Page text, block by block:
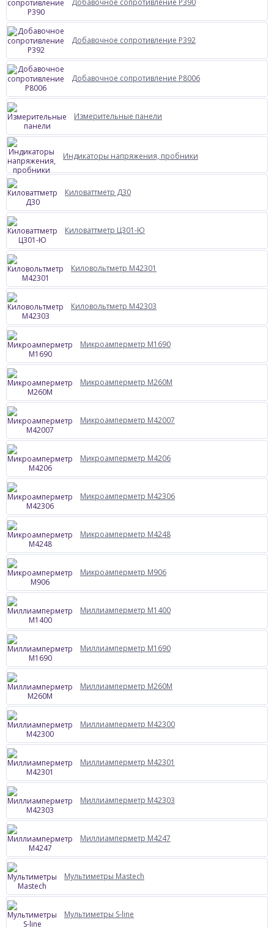
Добавочное сопротивление Р390
Добавочное сопротивление Р392
Добавочное сопротивление Р8006
Измерительные панели
Индикаторы напряжения, пробники
Киловаттметр Д30
Киловаттметр Ц301-Ю
Киловольтметр М42301
Киловольтметр М42303
Микроамперметр М1690
Микроамперметр М260М
Микроамперметр М42007
Микроамперметр М4206
Микроамперметр М42306
Микроамперметр М4248
Микроамперметр М906
Миллиамперметр М1400
Миллиамперметр М1690
Миллиамперметр М260М
Миллиамперметр М42300
Миллиамперметр М42301
Миллиамперметр М42303
Миллиамперметр М4247
Мультиметры Mastech
Мультиметры S-line